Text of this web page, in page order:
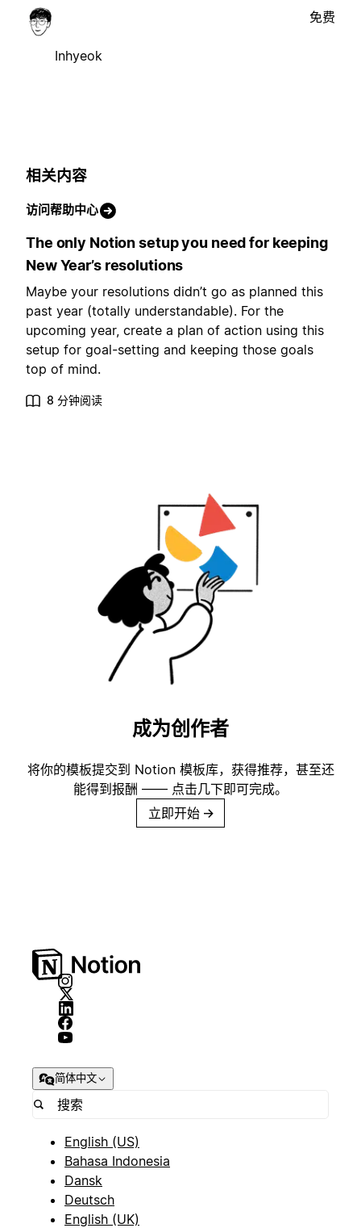
Inhyeok
免费
相关内容
访问帮助中心
The only Notion setup you need for keeping
New Year’s resolutions
Maybe your resolutions didn’t go as planned this
past year (totally understandable). For the
upcoming year, create a plan of action using this
setup for goal-setting and keeping those goals
top of mind.
8 分钟阅读
成为创作者
将你的模板提交到 Notion 模板库，获得推荐，甚至还
能得到报酬 —— 点击几下即可完成。
立即开始 →
简体中文
English (US)
Bahasa Indonesia
Dansk
Deutsch
English (UK)